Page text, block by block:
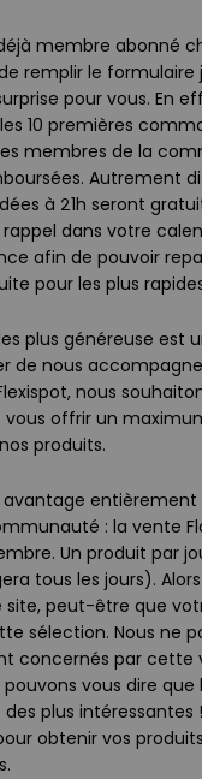
membre abonné
remplir le formulaire
pour vous. En
10 premières
membres de la
Autrement
à 21h seront
dans votre
afin de pouvoir
pour les plus
plus généreuse est
de nous
nous
offrir un
produits.
avantage entièrement
: la vente
Un produit par
tous les jours).
site, peut-être que
sélection. Nous ne
concernés par cette
vous dire que
plus intéressantes
obtenir vos